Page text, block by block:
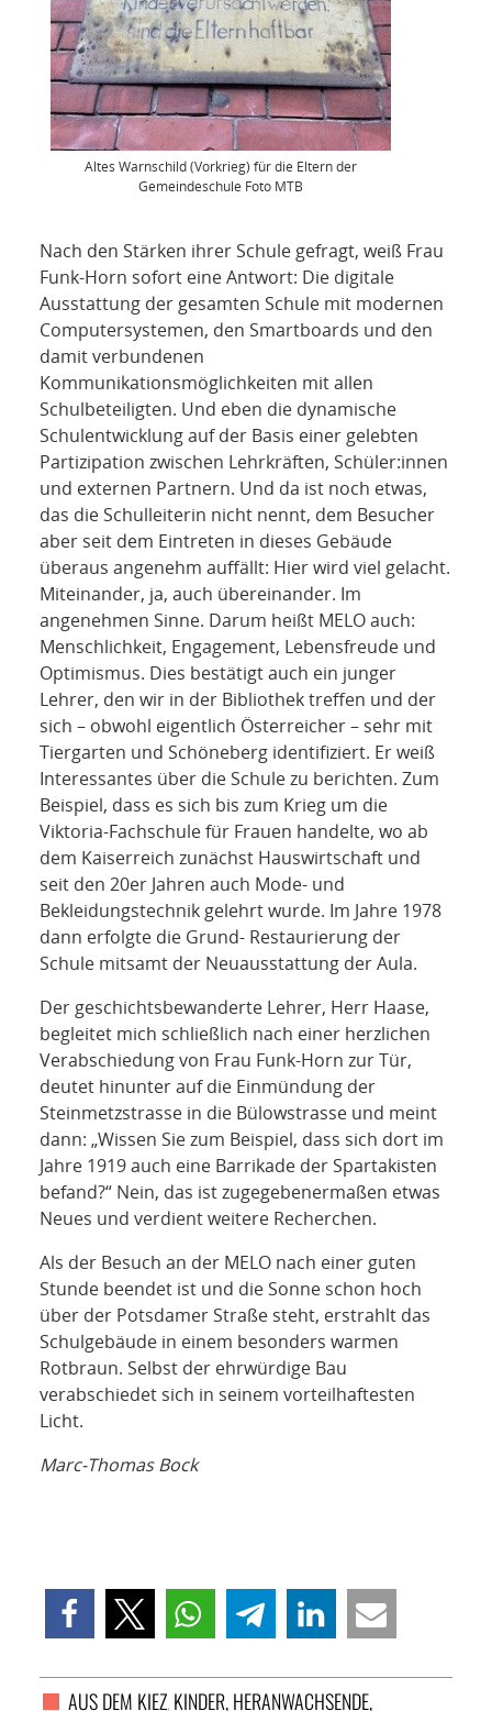
Altes Warnschild (Vorkrieg) für die Eltern der
Gemeindeschule Foto MTB
Nach den Stärken ihrer Schule gefragt, weiß Frau
Funk-Horn sofort eine Antwort: Die digitale
Ausstattung der gesamten Schule mit modernen
Computersystemen, den Smartboards und den
damit verbundenen
Kommunikationsmöglichkeiten mit allen
Schulbeteiligten. Und eben die dynamische
Schulentwicklung auf der Basis einer gelebten
Partizipation zwischen Lehrkräften, Schüler:innen
und externen Partnern. Und da ist noch etwas,
das die Schulleiterin nicht nennt, dem Besucher
aber seit dem Eintreten in dieses Gebäude
überaus angenehm auffällt: Hier wird viel gelacht.
Miteinander, ja, auch übereinander. Im
angenehmen Sinne. Darum heißt MELO auch:
Menschlichkeit, Engagement, Lebensfreude und
Optimismus. Dies bestätigt auch ein junger
Lehrer, den wir in der Bibliothek treffen und der
sich – obwohl eigentlich Österreicher – sehr mit
Tiergarten und Schöneberg identifiziert. Er weiß
Interessantes über die Schule zu berichten. Zum
Beispiel, dass es sich bis zum Krieg um die
Viktoria-Fachschule für Frauen handelte, wo ab
dem Kaiserreich zunächst Hauswirtschaft und
seit den 20er Jahren auch Mode- und
Bekleidungstechnik gelehrt wurde. Im Jahre 1978
dann erfolgte die Grund- Restaurierung der
Schule mitsamt der Neuausstattung der Aula.
Der geschichtsbewanderte Lehrer, Herr Haase,
begleitet mich schließlich nach einer herzlichen
Verabschiedung von Frau Funk-Horn zur Tür,
deutet hinunter auf die Einmündung der
Steinmetzstrasse in die Bülowstrasse und meint
dann: „Wissen Sie zum Beispiel, dass sich dort im
Jahre 1919 auch eine Barrikade der Spartakisten
befand?“ Nein, das ist zugegebenermaßen etwas
Neues und verdient weitere Recherchen.
Als der Besuch an der MELO nach einer guten
Stunde beendet ist und die Sonne schon hoch
über der Potsdamer Straße steht, erstrahlt das
Schulgebäude in einem besonders warmen
Rotbraun. Selbst der ehrwürdige Bau
verabschiedet sich in seinem vorteilhaftesten
Licht.
Marc-Thomas Bock
AUS DEM KIEZ, KINDER, HERANWACHSENDE,